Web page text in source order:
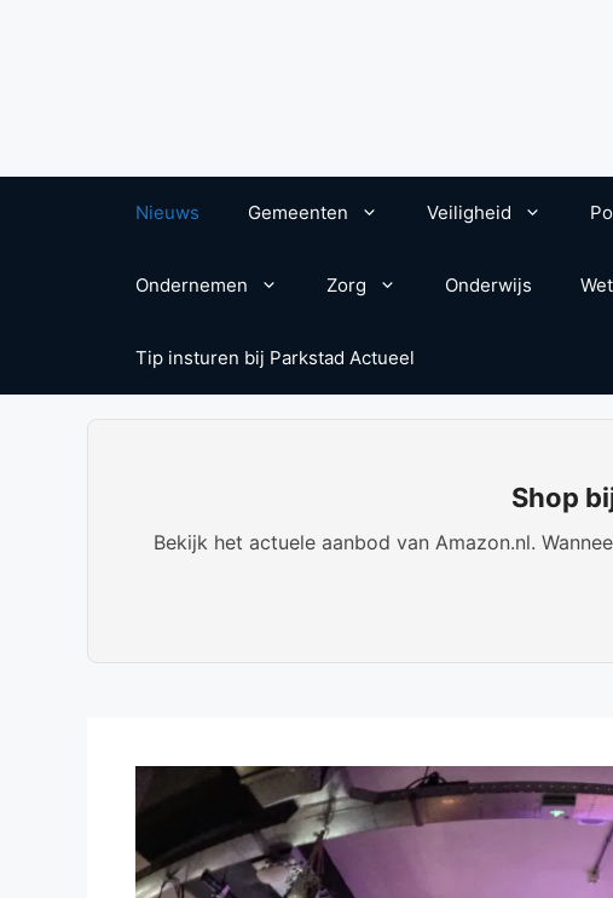
Nieuws Gemeenten Veiligheid
Ondernemen Zorg Onderwijs
Tip insturen bij Parkstad Actueel
Shop
Bekijk het actuele aanbod van Amazon.nl.